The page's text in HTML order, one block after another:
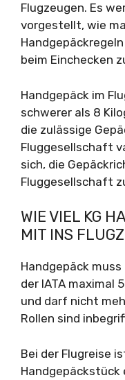
Flugzeugen. Es
vorgestellt, wie
beim Einchecken
Handgepäck im
schwerer als 8
die zulässige
Fluggesellschaft
sich, die
Fluggesellschaft
WIE VIEL KG
MIT INS
Handgepäck
der IATA maximal
und darf nicht
Rollen sind
Bei der Flugreise
Handgepäckstück